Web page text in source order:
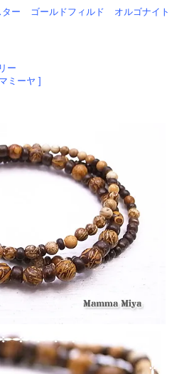
ター ゴールドフィルド オルゴナイト
ー
ミーヤ ]